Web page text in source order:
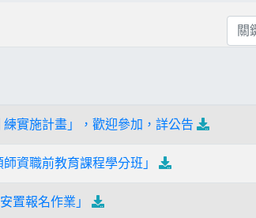
實施計畫」，歡迎參加，詳公告
資職前教育課程學分班」
置報名作業」